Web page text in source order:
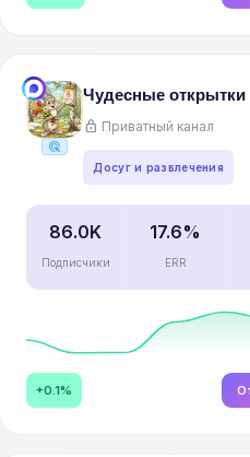
ads_click
Чудесные открытки
lock Приватный канал
Досуг и развлечения
86.0K
Подписчики
17.6%
ERR
+0.1%